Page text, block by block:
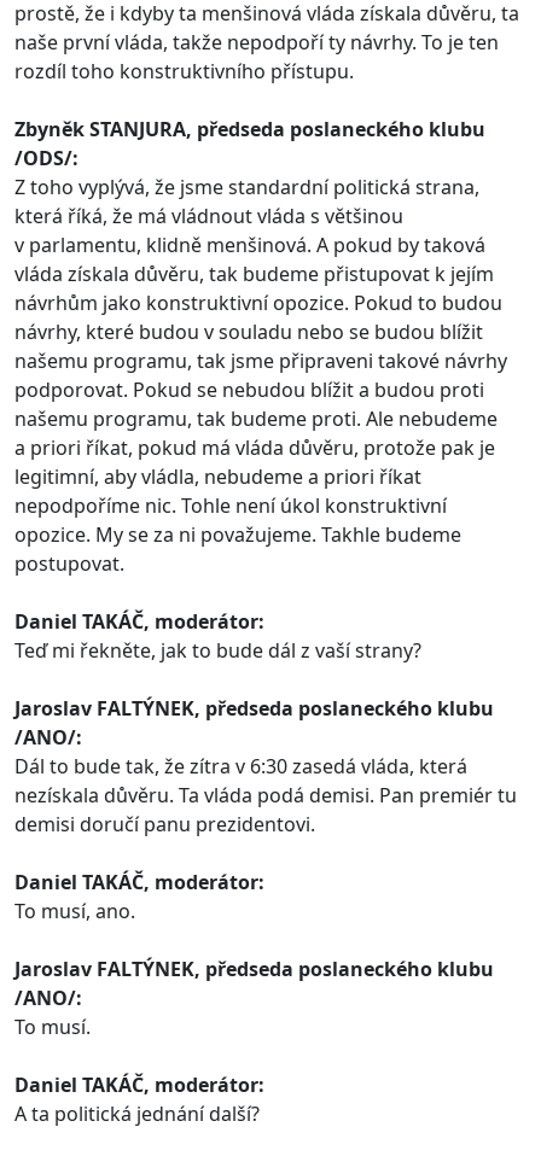
prostě, že i kdyby ta menšinová vláda získala důvěru, ta
naše první vláda, takže nepodpoří ty návrhy. To je ten
rozdíl toho konstruktivního přístupu.
Zbyněk STANJURA, předseda poslaneckého klubu
/ODS/:
Z toho vyplývá, že jsme standardní politická strana,
která říká, že má vládnout vláda s většinou
v parlamentu, klidně menšinová. A pokud by taková
vláda získala důvěru, tak budeme přistupovat k jejím
návrhům jako konstruktivní opozice. Pokud to budou
návrhy, které budou v souladu nebo se budou blížit
našemu programu, tak jsme připraveni takové návrhy
podporovat. Pokud se nebudou blížit a budou proti
našemu programu, tak budeme proti. Ale nebudeme
a priori říkat, pokud má vláda důvěru, protože pak je
legitimní, aby vládla, nebudeme a priori říkat
nepodpoříme nic. Tohle není úkol konstruktivní
opozice. My se za ni považujeme. Takhle budeme
postupovat.
Daniel TAKÁČ, moderátor:
Teď mi řekněte, jak to bude dál z vaší strany?
Jaroslav FALTÝNEK, předseda poslaneckého klubu
/ANO/:
Dál to bude tak, že zítra v 6:30 zasedá vláda, která
nezískala důvěru. Ta vláda podá demisi. Pan premiér tu
demisi doručí panu prezidentovi.
Daniel TAKÁČ, moderátor:
To musí, ano.
Jaroslav FALTÝNEK, předseda poslaneckého klubu
/ANO/:
To musí.
Daniel TAKÁČ, moderátor:
A ta politická jednání další?